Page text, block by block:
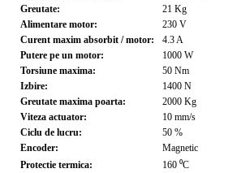
Greutate:
21 Kg
Alimentare motor:
230 V
Curent maxim absorbit / motor:
4.3A
Putere pe un motor:
1000 W
Torsiune maxima:
50 Nm
Izbire:
1400 N
Greutate maxima poarta:
2000 Kg
Viteza actuator:
10 mm/s
Ciclu de lucru:
50 %
Encoder:
Magnetic
Protectie termica:
160 ⁰C